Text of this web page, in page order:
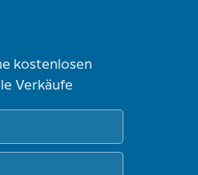
kostenlosen
Verkäufe